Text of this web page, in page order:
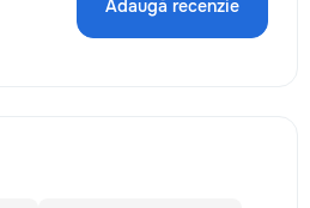
Adaugă recenzie